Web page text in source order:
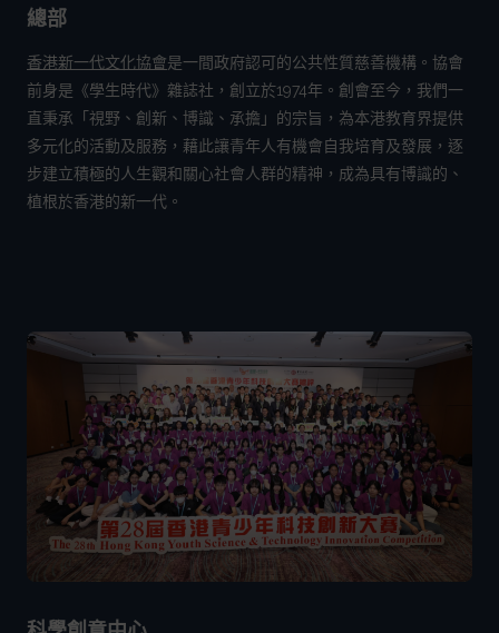
總部
香港新一代文化協會是一間政府認可的公共性質慈善機構。協會
前身是《學生時代》雜誌社，創立於1974年。創會至今，我們一
直秉承「視野、創新、博識、承擔」的宗旨，為本港教育界提供
多元化的活動及服務，藉此讓青年人有機會自我培育及發展，逐
步建立積極的人生觀和關心社會人群的精神，成為具有博識的、
植根於香港的新一代。